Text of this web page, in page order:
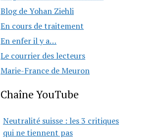
Blog de Yohan Ziehli
En cours de traitement
En enfer il y a…
Le courrier des lecteurs
Marie-France de Meuron
Chaîne YouTube
Neutralité suisse : les 3 critiques
qui ne tiennent pas